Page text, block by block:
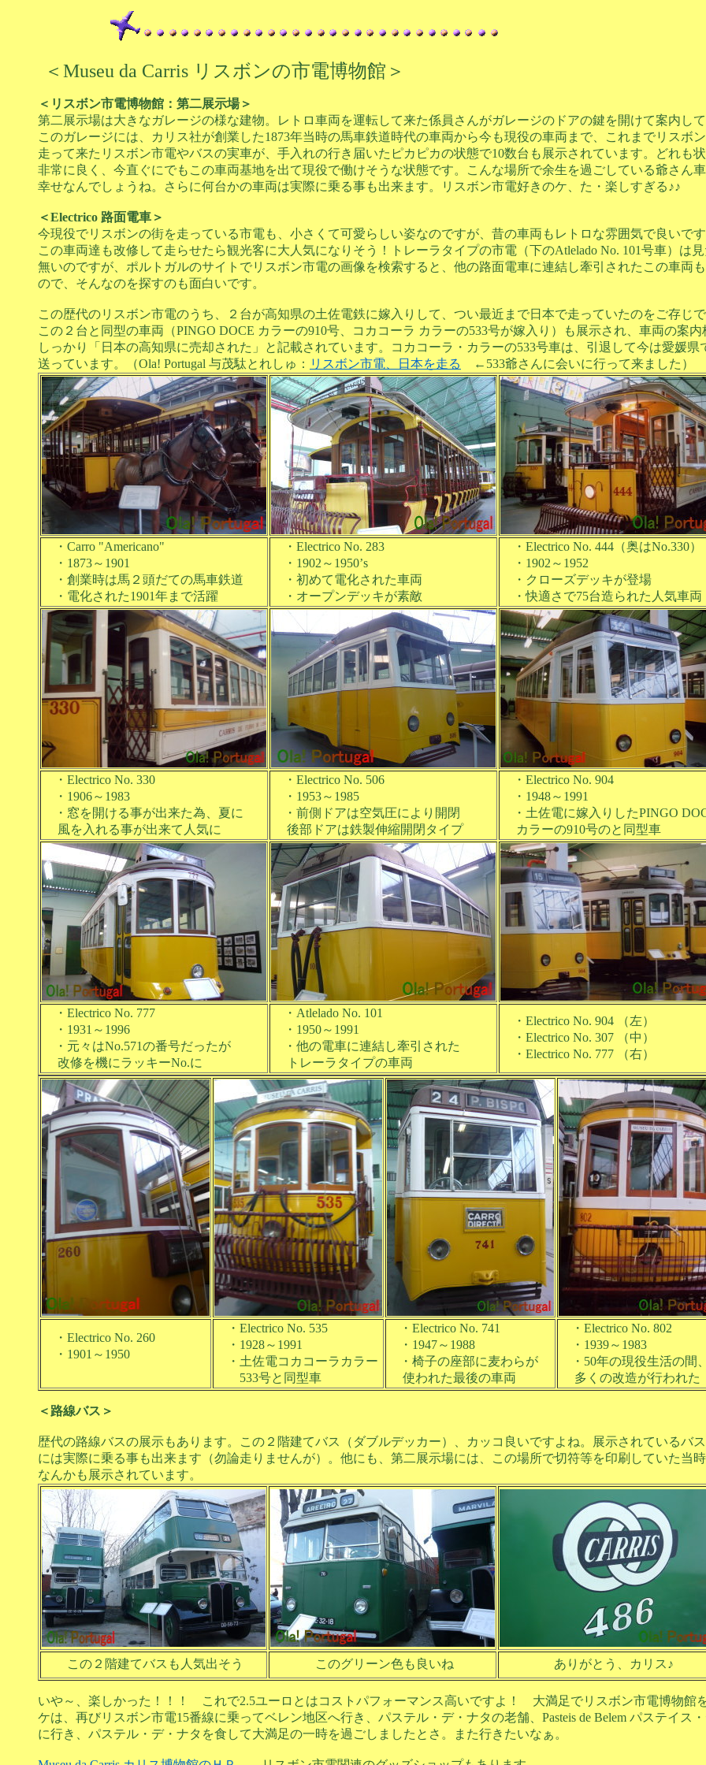
＜Museu da Carris リスボンの市電博物館＞
＜リスボン市電博物館：第二展示場＞
第二展示場は大きなガレージの様な建物。レトロ車両を運転して来た係員さんがガレージのドアの鍵を開けて案内し
このガレージには、カリス社が創業した1873年当時の馬車鉄道時代の車両から今も現役の車両まで、これまでリスボ
走って来たリスボン市電やバスの実車が、手入れの行き届いたピカピカの状態で10数台も展示されています。どれも
非常に良く、今直ぐにでもこの車両基地を出て現役で働けそうな状態です。こんな場所で余生を過ごしている爺さん
幸せなんでしょうね。さらに何台かの車両は実際に乗る事も出来ます。リスボン市電好きのケ、た・楽しすぎる♪♪
＜Electrico 路面電車＞
今現役でリスボンの街を走っている市電も、小さくて可愛らしい姿なのですが、昔の車両もレトロな雰囲気で良いで
この車両達も改修して走らせたら観光客に大人気になりそう！トレーラタイプの市電（下のAtlelado No. 101号車）は
無いのですが、ポルトガルのサイトでリスボン市電の画像を検索すると、他の路面電車に連結し牽引されたこの車両
ので、そんなのを探すのも面白いです。
この歴代のリスボン市電のうち、２台が高知県の土佐電鉄に嫁入りして、つい最近まで日本で走っていたのをご存じ
この２台と同型の車両（PINGO DOCE カラーの910号、コカコーラ カラーの533号が嫁入り）も展示され、車両の案内
しっかり「日本の高知県に売却された」と記載されています。コカコーラ・カラーの533号車は、引退して今は愛媛県
送っています。（Ola! Portugal 与茂駄とれしゅ： リスボン市電、日本を走る ←533爺さんに会いに行って来ました）
・Carro "Americano"
・1873～1901
・創業時は馬２頭だての馬車鉄道
・電化された1901年まで活躍
・Electrico No. 283
・1902～1950’s
・初めて電化された車両
・オープンデッキが素敵
・Electrico No. 444（奥はNo.330）
・1902～1952
・クローズデッキが登場
・快適さで75台造られた人気車両
・Electrico No. 330
・1906～1983
・窓を開ける事が出来た為、夏に
風を入れる事が出来て人気に
・Electrico No. 506
・1953～1985
・前側ドアは空気圧により開閉
後部ドアは鉄製伸縮開閉タイプ
・Electrico No. 904
・1948～1991
・土佐電に嫁入りしたPINGO
カラーの910号のと同型車
・Electrico No. 777
・1931～1996
・元々はNo.571の番号だったが
改修を機にラッキーNo.に
・Atlelado No. 101
・1950～1991
・他の電車に連結し牽引された
トレーラタイプの車両
・Electrico No. 904 （左）
・Electrico No. 307 （中）
・Electrico No. 777 （右）
・Electrico No. 260
・1901～1950
・Electrico No. 535
・1928～1991
・土佐電コカコーラカラー
533号と同型車
・Electrico No. 741
・1947～1988
・椅子の座部に麦わらが
使われた最後の車両
・Electrico No. 802
・1939～1983
・50年の現役生活の間
多くの改造が行われた
＜路線バス＞
歴代の路線バスの展示もあります。この２階建てバス（ダブルデッカー）、カッコ良いですよね。展示されているバ
には実際に乗る事も出来ます（勿論走りませんが）。他にも、第二展示場には、この場所で切符等を印刷していた当
なんかも展示されています。
この２階建てバスも人気出そう このグリーン色も良いね ありがとう、カリス♪
いや～、楽しかった！！！ これで2.5ユーロとはコストパフォーマンス高いですよ！ 大満足でリスボン市電博物館
ケは、再びリスボン市電15番線に乗ってベレン地区へ行き、パステル・デ・ナタの老舗、Pasteis de Belem パステイス
に行き、パステル・デ・ナタを食して大満足の一時を過ごしましたとさ。また行きたいなぁ。